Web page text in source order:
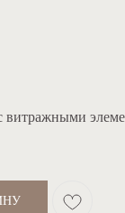
витражными